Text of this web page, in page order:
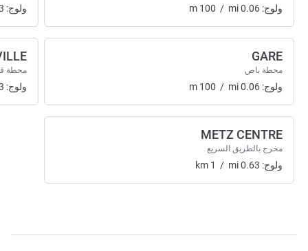
ولوج: m 100 / mi0.06
GARE
محطة باص
ولوج: m 100 / mi0.06
METZ CENTRE
مخرج بالطريق السريع
ولوج: km 1 / mi0.63
ولوج:
محطة
ولوج: